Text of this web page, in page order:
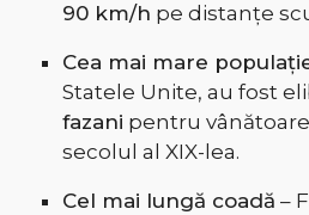
90 km/h pe distanțe
Cea mai mare
Statele Unite, au fost
fazani pentru
secolul al XIX-lea.
Cel mai lungă coadă –